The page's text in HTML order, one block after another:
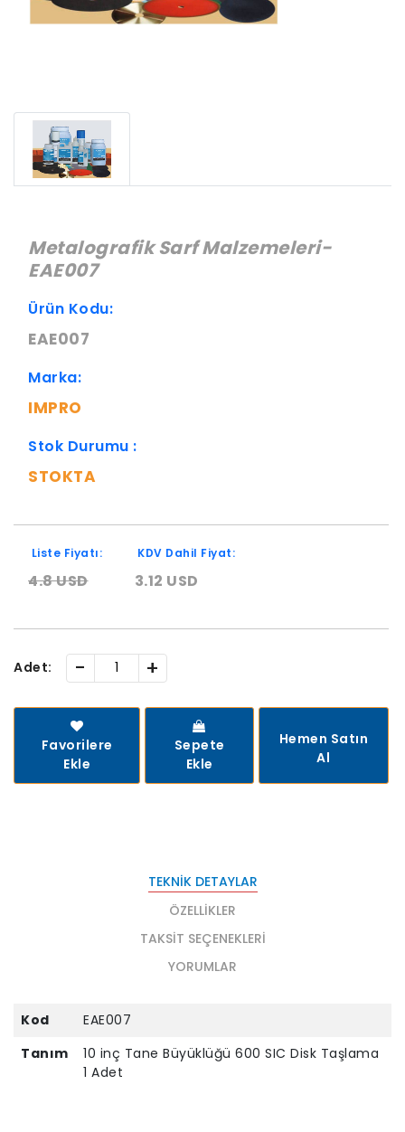
Metalografik Sarf Malzemeleri-
EAE007
Ürün Kodu:
EAE007
Marka:
IMPRO
Stok Durumu :
STOKTA
Liste Fiyatı:
4.8 USD
KDV Dahil Fiyat:
3.12 USD
Adet: - +
Favorilere
Ekle
Sepete
Ekle
Hemen Satın
Al
TEKNIK DETAYLAR
ÖZELLIKLER
TAKSIT SEÇENEKLERI
YORUMLAR
Kod
EAE007
Tanım
10 inç Tane Büyüklüğü 600 SIC Disk Taşlama
1 Adet